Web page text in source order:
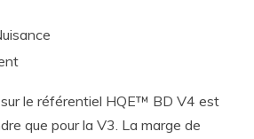
le référentiel HQE™ BD V4 est
que pour la V3. La marge de